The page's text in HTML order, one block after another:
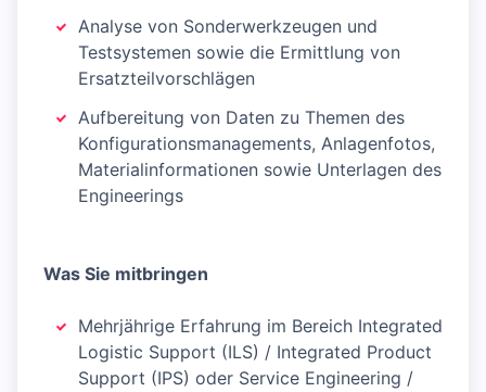
Analyse von Sonderwerkzeugen und
Testsystemen sowie die Ermittlung von
Ersatzteilvorschlägen
Aufbereitung von Daten zu Themen des
Konfigurationsmanagements, Anlagenfotos,
Materialinformationen sowie Unterlagen des
Engineerings
Was Sie mitbringen
Mehrjährige Erfahrung im Bereich Integrated
Logistic Support (ILS) / Integrated Product
Support (IPS) oder Service Engineering /